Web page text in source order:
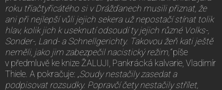
roku třiačtyřicátého si v Drážďanech musili přiznat, že
ani při nejlepší vůli jejich sekera už nepostačí stínat tolik
hlav, kolik jich k useknutí odsoudí ty jejich různé Volks-,
Sonder-, Land- a Schnellgerichty. Takovou žeň kati ještě
neměli, jako jim zabezpečil nacistický režim,“píše
v předmluvě ke knize ŽALUJI, Pankrácká kalvarie, Vladimír
Thiele. A pokračuje: „Soudy nestačily zasedat a
podpisovat rozsudky. Popravčí čety nestačily střílet,